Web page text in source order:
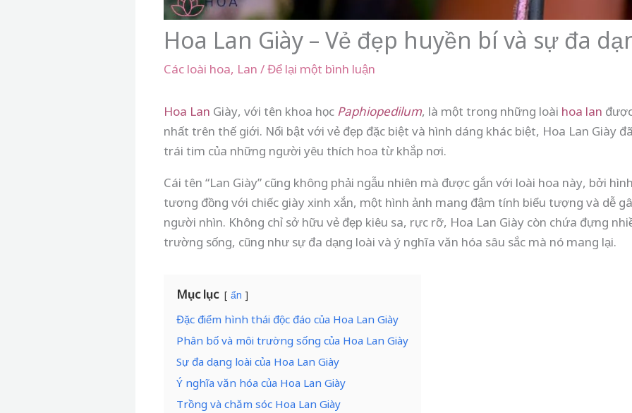
Hoa Lan Giày – Vẻ đẹp huyền bí và sự đa
Các loài hoa, Lan /Để lại một bình luận
Hoa Lan Giày, với tên khoa học Paphiopedilum, là một trong những loài hoa lan
nhất trên thế giới. Nổi bật với vẻ đẹp đặc biệt và hình dáng khác biệt, Hoa Lan Giày
trái tim của những người yêu thích hoa từ khắp nơi.
Cái tên “Lan Giày” cũng không phải ngẫu nhiên mà được gắn với loài hoa này, bởi
tương đồng với chiếc giày xinh xắn, một hình ảnh mang đậm tính biểu tượng và dễ
người nhìn. Không chỉ sở hữu vẻ đẹp kiêu sa, rực rỡ, Hoa Lan Giày còn chứa đựng
trường sống, cũng như sự đa dạng loài và ý nghĩa văn hóa sâu sắc mà nó mang lại.
Mục lục ẩn
Đặc điểm hình thái độc đáo của Hoa Lan Giày
Phân bố và môi trường sống của Hoa Lan Giày
Sự đa dạng loài của Hoa Lan Giày
Ý nghĩa văn hóa của Hoa Lan Giày
Trồng và chăm sóc Hoa Lan Giày